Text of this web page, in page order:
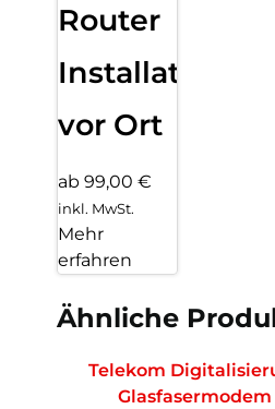
Router
Installation
vor Ort
ab 99,00 €
inkl. MwSt.
Mehr
erfahren
Ähnliche
Telekom
Glasfasermodem